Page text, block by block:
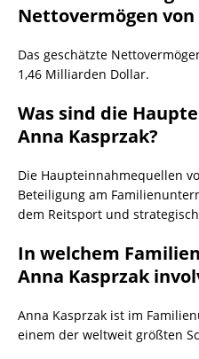
Nettovermögen von
Das geschätzte
1,46 Milliarden Dollar.
Was sind die
Anna Kasprzak?
Die Haupteinnahmequellen
Beteiligung am
dem Reitsport und
In welchem
Anna Kasprzak
Anna Kasprzak ist im
einem der weltweit größten